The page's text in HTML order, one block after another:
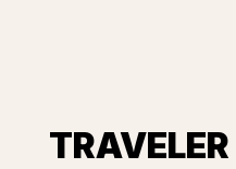
TRAVELER